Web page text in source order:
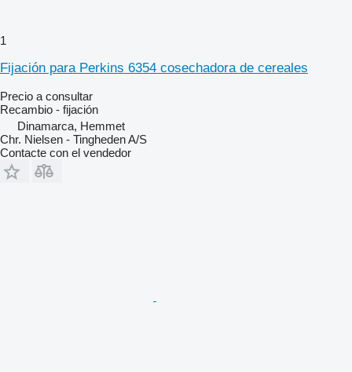
1
Fijación para Perkins 6354 cosechadora de cereales
Precio a consultar
Recambio - fijación
Dinamarca, Hemmet
Chr. Nielsen - Tingheden A/S
Contacte con el vendedor